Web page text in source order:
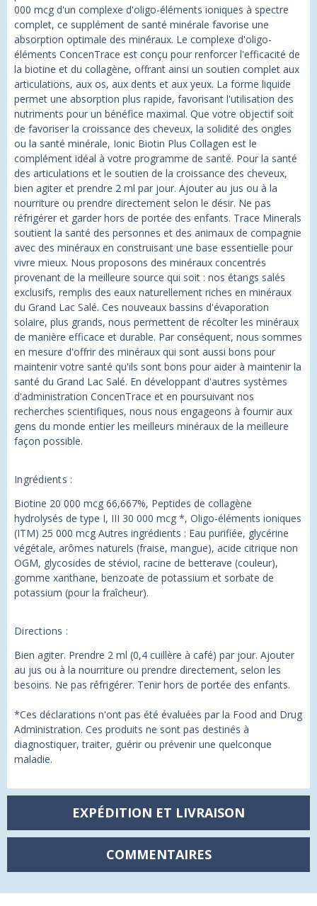
000 mcg d'un complexe d'oligo-éléments ioniques à spectre
complet, ce supplément de santé minérale favorise une
absorption optimale des minéraux. Le complexe d'oligo-
éléments ConcenTrace est conçu pour renforcer l'efficacité de
la biotine et du collagène, offrant ainsi un soutien complet aux
articulations, aux os, aux dents et aux yeux. La forme liquide
permet une absorption plus rapide, favorisant l'utilisation des
nutriments pour un bénéfice maximal. Que votre objectif soit
de favoriser la croissance des cheveux, la solidité des ongles
ou la santé minérale, Ionic Biotin Plus Collagen est le
complément idéal à votre programme de santé. Pour la santé
des articulations et le soutien de la croissance des cheveux,
bien agiter et prendre 2 ml par jour. Ajouter au jus ou à la
nourriture ou prendre directement selon le désir. Ne pas
réfrigérer et garder hors de portée des enfants. Trace Minerals
soutient la santé des personnes et des animaux de compagnie
avec des minéraux en construisant une base essentielle pour
vivre mieux. Nous proposons des minéraux concentrés
provenant de la meilleure source qui soit : nos étangs salés
exclusifs, remplis des eaux naturellement riches en minéraux
du Grand Lac Salé. Ces nouveaux bassins d'évaporation
solaire, plus grands, nous permettent de récolter les minéraux
de manière efficace et durable. Par conséquent, nous sommes
en mesure d'offrir des minéraux qui sont aussi bons pour
maintenir votre santé qu'ils sont bons pour aider à maintenir la
santé du Grand Lac Salé. En développant d'autres systèmes
d'administration ConcenTrace et en poursuivant nos
recherches scientifiques, nous nous engageons à fournir aux
gens du monde entier les meilleurs minéraux de la meilleure
façon possible.
Ingrédients :
Biotine 20 000 mcg 66,667%, Peptides de collagène
hydrolysés de type I, III 30 000 mcg *, Oligo-éléments ioniques
(ITM) 25 000 mcg Autres ingrédients : Eau purifiée, glycérine
végétale, arômes naturels (fraise, mangue), acide citrique non
OGM, glycosides de stéviol, racine de betterave (couleur),
gomme xanthane, benzoate de potassium et sorbate de
potassium (pour la fraîcheur).
Directions :
Bien agiter. Prendre 2 ml (0,4 cuillère à café) par jour. Ajouter
au jus ou à la nourriture ou prendre directement, selon les
besoins. Ne pas réfrigérer. Tenir hors de portée des enfants.
*Ces déclarations n'ont pas été évaluées par la Food and Drug
Administration. Ces produits ne sont pas destinés à
diagnostiquer, traiter, guérir ou prévenir une quelconque
maladie.
EXPÉDITION ET LIVRAISON
COMMENTAIRES